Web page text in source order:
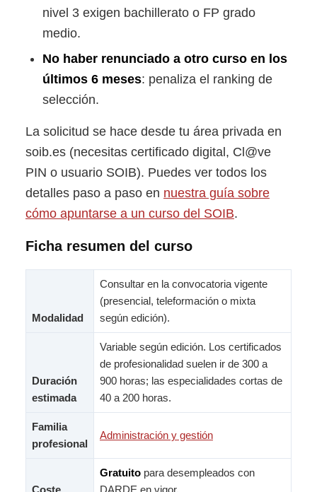
nivel 3 exigen bachillerato o FP grado
medio.
No haber renunciado a otro curso en los
últimos 6 meses: penaliza el ranking de
selección.
La solicitud se hace desde tu área privada en
soib.es (necesitas certificado digital, Cl@ve
PIN o usuario SOIB). Puedes ver todos los
detalles paso a paso en nuestra guía sobre
cómo apuntarse a un curso del SOIB.
Ficha resumen del curso
Modalidad
Consultar en la convocatoria vigente
(presencial, teleformación o mixta
según edición).
Duración
estimada
Variable según edición. Los certificados
de profesionalidad suelen ir de 300 a
900 horas; las especialidades cortas de
40 a 200 horas.
Familia
profesional
Administración y gestión
Coste
Gratuitopara desempleados con
DARDE en vigor.